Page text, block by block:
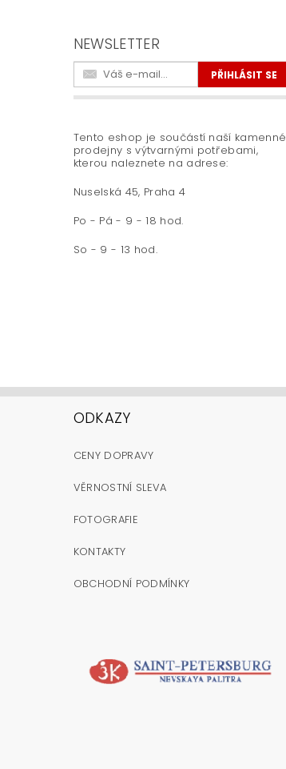
NEWSLETTER
Tento eshop je součástí naší kamenné
prodejny s výtvarnými potřebami,
kterou naleznete na adrese:
Nuselská 45, Praha 4
Po - Pá - 9 - 18 hod.
So - 9 - 13 hod.
ODKAZY
CENY DOPRAVY
VĚRNOSTNÍ SLEVA
FOTOGRAFIE
KONTAKTY
OBCHODNÍ PODMÍNKY